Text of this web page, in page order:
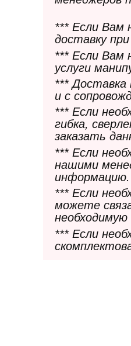
*** Если Вам
доставку при
*** Если Вам
услуги
***
и с
*** Если
гибка,
заказать
*** Если
нашими
информацию.
*** Если
можете
*** Если